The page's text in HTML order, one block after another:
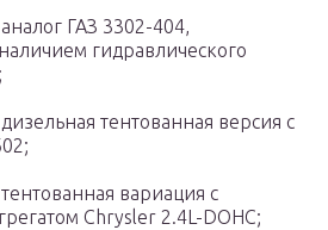
ГАЗ 3302-404,
гидравлического
тентованная версия с
вариация с
Chrysler 2.4L-DOHC;